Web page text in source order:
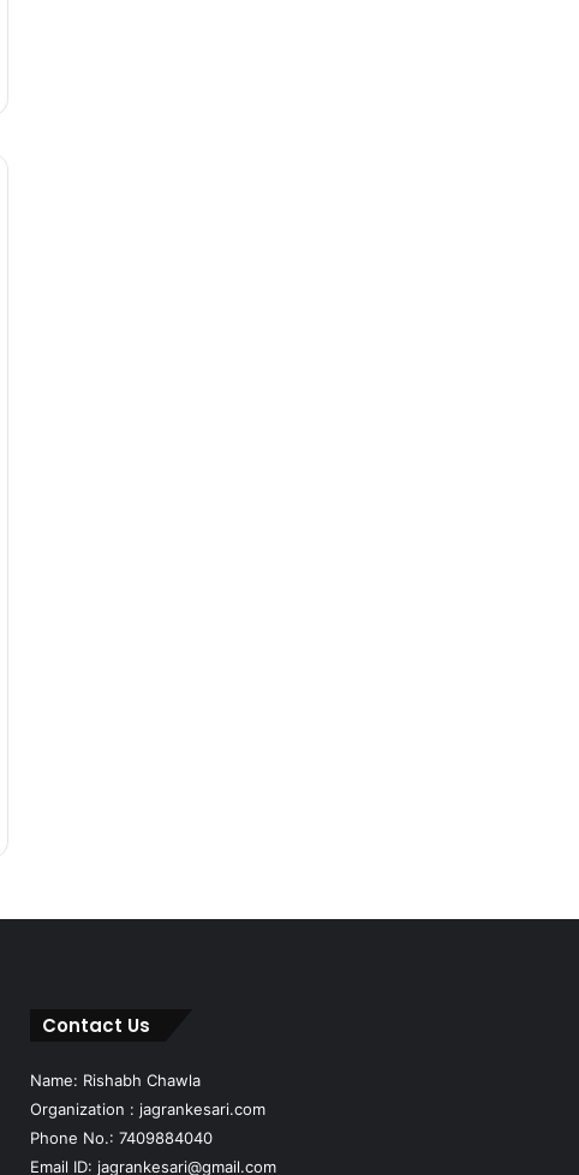
Contact Us
Name: Rishabh Chawla
Organization : jagrankesari.com
Phone No.: 7409884040
Email ID: jagrankesari@gmail.com